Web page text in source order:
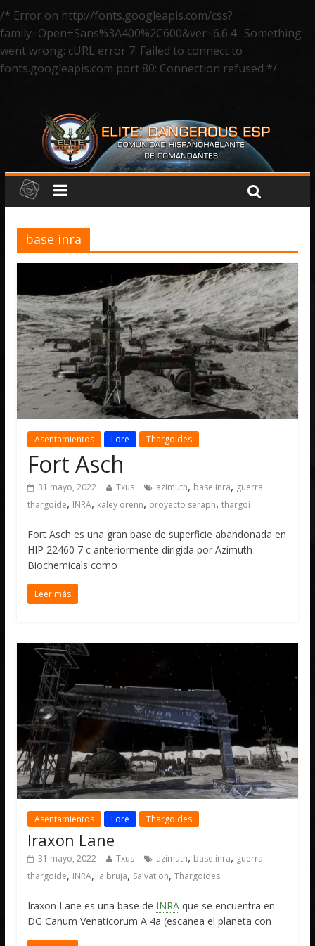
/* Error on http://fonts.googleapis.com/css?
family=Open+Sans%3A400%2C600&ver=6.6.4 : Something
went wrong: cURL error 7: Failed to connect to
fonts.googleapis.com port 80: Connection refused */
base inra
Asentamientos Lore Thargoides
Fort Asch
31 mayo, 2022 Txus azimuth, base inra, guerra
thargoide, INRA, kaley orenn, proyecto seraph,thargoi
Fort Asch es una gran base de superficie abandonada en
HIP 22460 7 c anteriormente dirigida por Azimuth
Biochemicals como
Leer más
Asentamientos Lore Thargoides
Iraxon Lane
31 mayo, 2022 Txus azimuth, base inra, guerra
thargoide, INRA, la bruja, Salvation,Thargoides
Iraxon Lane es una base de INRA que se encuentra en
DG Canum Venaticorum A 4a (escanea el planeta con